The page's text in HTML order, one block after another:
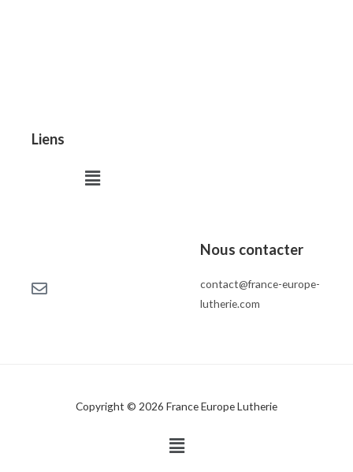
Liens
Menu
Nous contacter
contact@france-europe-
lutherie.com
Copyright © 2026 France Europe Lutherie
Menu